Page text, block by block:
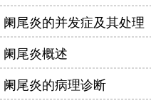
阑尾炎的并发症及其处理
阑尾炎概述
阑尾炎的病理诊断